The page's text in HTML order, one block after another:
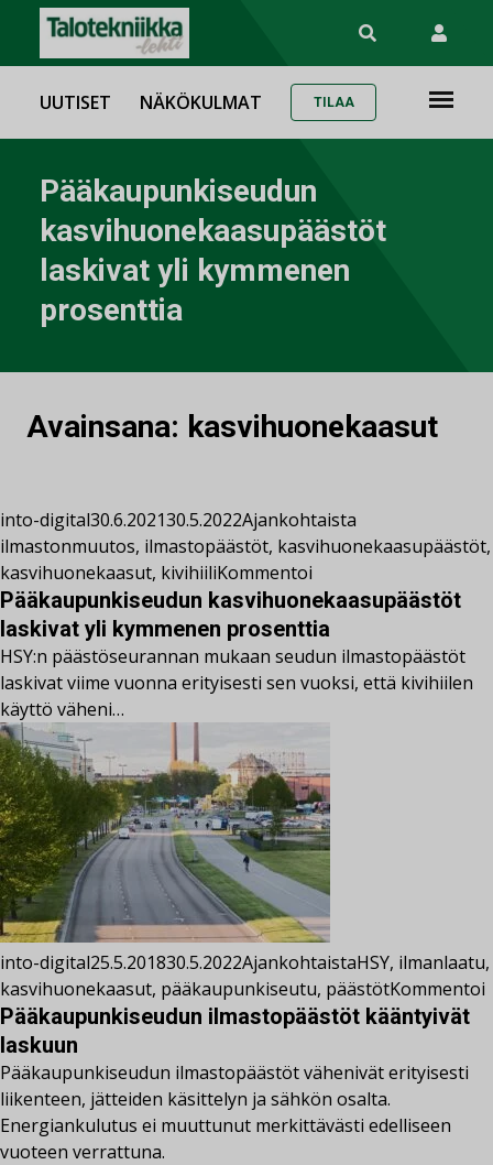
UUTISET NÄKÖKULMAT TILAA
Pääkaupunkiseudun
kasvihuonekaasupäästöt
laskivat yli kymmenen
prosenttia
Avainsana: kasvihuonekaasut
into-digital30.6.202130.5.2022Ajankohtaista
ilmastonmuutos, ilmastopäästöt, kasvihuonekaasupäästöt,
kasvihuonekaasut, kivihiiliKommentoi
Pääkaupunkiseudun kasvihuonekaasupäästöt
laskivat yli kymmenen prosenttia
HSY:n päästöseurannan mukaan seudun ilmastopäästöt
laskivat viime vuonna erityisesti sen vuoksi, että kivihiilen
käyttö väheni…
into-digital25.5.201830.5.2022AjankohtaistaHSY, ilmanlaatu,
kasvihuonekaasut, pääkaupunkiseutu, päästötKommentoi
Pääkaupunkiseudun ilmastopäästöt kääntyivät
laskuun
Pääkaupunkiseudun ilmastopäästöt vähenivät erityisesti
liikenteen, jätteiden käsittelyn ja sähkön osalta.
Energiankulutus ei muuttunut merkittävästi edelliseen
vuoteen verrattuna.